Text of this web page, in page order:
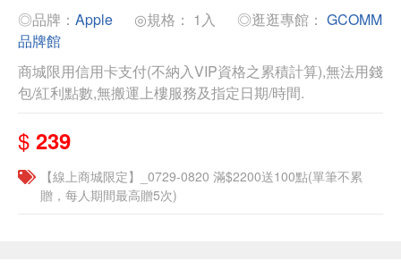
◎品牌： Apple ◎規格： 1入 ◎逛逛專館： GCOMM
品牌館
商城限用信用卡支付(不納入VIP資格之累積計算),無法用錢
包/紅利點數,無搬運上樓服務及指定日期/時間.
$ 239
【線上商城限定】_0729-0820 滿$2200送100點(單筆不累
贈，每人期間最高贈5次)